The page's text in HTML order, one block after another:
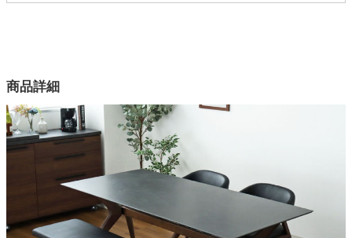
6色
天板
セラミック、MDF
梱包サイズ
商品詳細